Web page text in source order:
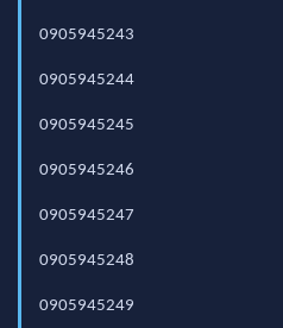
0905945243
0905945244
0905945245
0905945246
0905945247
0905945248
0905945249